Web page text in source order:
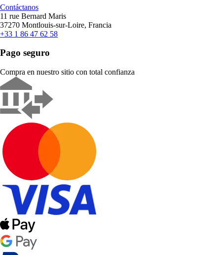
Contáctanos
11 rue Bernard Maris
37270 Montlouis-sur-Loire, Francia
+33 1 86 47 62 58
Pago seguro
Compra en nuestro sitio con total confianza